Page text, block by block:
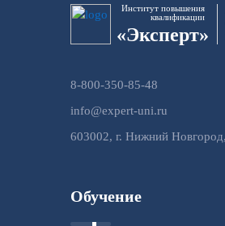
Институт повышения
квалификации
«Эксперт»
8-800-350-85-48
info@expert-uni.ru
603002, г. Нижний
Обучение